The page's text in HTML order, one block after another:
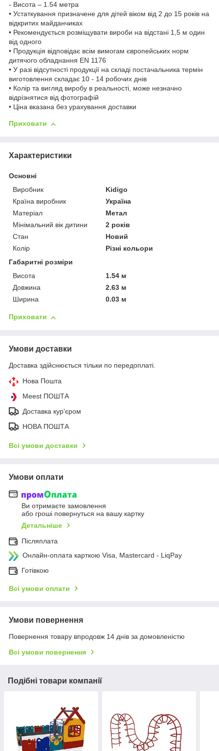
- Висота – 1.54 метра
• Устаткування призначене для дітей віком від 2 до 15 років на
відкритих майданчиках
• Рекомендується розміщувати вироби на відстані 1,5 м один
від одного
• Продукція відповідає всім вимогам європейських норм
дитячого обладнання EN 1176
• У разі відсутності продукції на складі постачальника термін
виготовлення складає 10 - 14 робочих днів
• Колір та вигляд виробу в реальності, може незначно
відрізнятися від фотографій
• Ціна вказана без урахування доставки
Приховати
Характеристики
Основні
Виробник
Kidigo
Країна виробник
Україна
Матеріал
Метал
Мінімальний вік дитини
2 років
Стан
Новий
Колір
Різні кольори
Габаритні розміри
Висота
1.54 м
Довжина
2.63 м
Ширина
0.03 м
Приховати
Умови доставки
Доставка здійснюється тільки по передоплаті.
Нова Пошта
Meest ПОШТА
Доставка кур'єром
НОВА ПОШТА
Всі умови доставки
Умови оплати
Ви отримаєте замовлення
або гроші повернуться на вашу картку
Детальніше
Післяплата
Онлайн-оплата карткою Visa, Mastercard - LiqPay
Готівкою
Всі умови оплати
Умови повернення
Повернення товару впродовж 14 днів за домовленістю
Всі умови повернення
Подібні товари компанії